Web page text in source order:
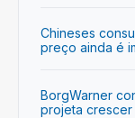
Chineses
preço ainda é
BorgWarner
projeta crescer